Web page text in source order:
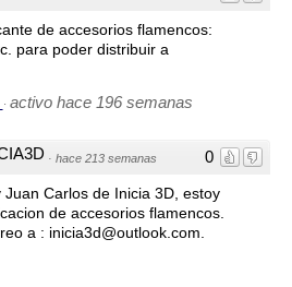
de accesorios flamencos:
para poder distribuir a
· activo hace 196 semanas
0
· hace 213 semanas
Juan Carlos de Inicia 3D, estoy
de accesorios flamencos.
a : inicia3d@outlook.com.